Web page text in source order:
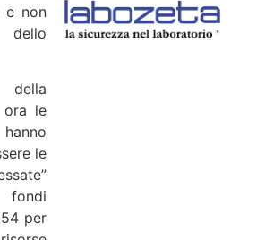
e non
della
ora le
le
fondi
per